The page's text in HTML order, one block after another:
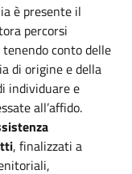
è presente il
percorsi
conto delle
di origine e della
individuare e
all’affido.
, finalizzati a